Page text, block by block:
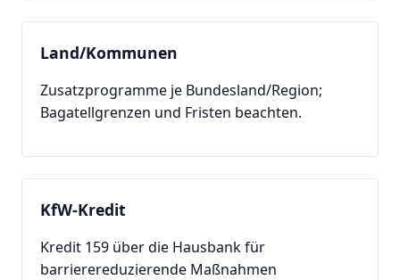
Land/Kommunen
Zusatzprogramme je Bundesland/Region;
Bagatellgrenzen und Fristen beachten.
KfW-Kredit
Kredit 159 über die Hausbank für
barrierereduzierende Maßnahmen